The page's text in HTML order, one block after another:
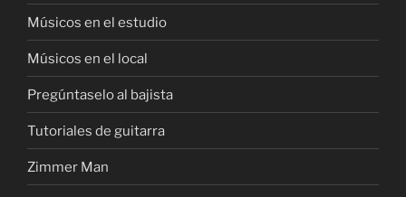
Músicos en el estudio
Músicos en el local
Pregúntaselo al bajista
Tutoriales de guitarra
Zimmer Man